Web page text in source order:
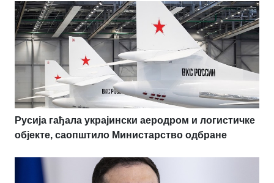
Русија гађала украјински аеродром и логистичке
објекте, саопштило Министарство одбране